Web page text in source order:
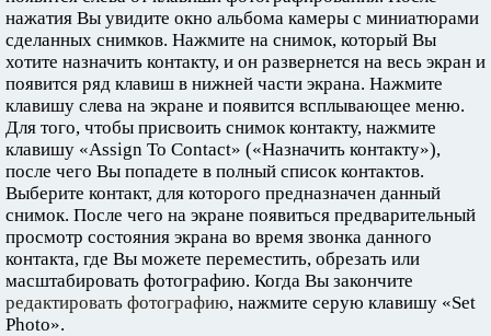
нажатия Вы увидите окно альбома камеры с миниатюрами
сделанных снимков. Нажмите на снимок, который Вы
хотите назначить контакту, и он развернется на весь экран и
появится ряд клавиш в нижней части экрана. Нажмите
клавишу слева на экране и появится всплывающее меню.
Для того, чтобы присвоить снимок контакту, нажмите
клавишу «Assign To Contact» («Назначить контакту»),
после чего Вы попадете в полный список контактов.
Выберите контакт, для которого предназначен данный
снимок. После чего на экране появиться предварительный
просмотр состояния экрана во время звонка данного
контакта, где Вы можете переместить, обрезать или
масштабировать фотографию. Когда Вы закончите
редактировать фотографию, нажмите серую клавишу «Set
Photo».